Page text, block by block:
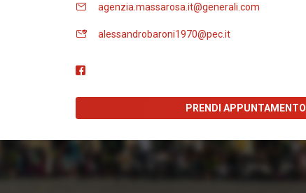
agenzia.massarosa.it@generali.com
alessandrobaroni1970@pec.it
PRENDI APPUNTAMENTO